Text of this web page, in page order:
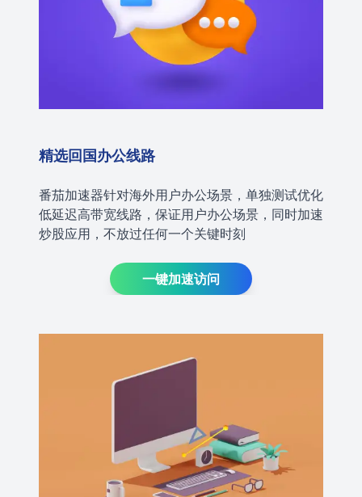
精选回国办公线路
番茄加速器针对海外用户办公场景，单独测试优化
低延迟高带宽线路，保证用户办公场景，同时加速
炒股应用，不放过任何一个关键时刻
一键加速访问